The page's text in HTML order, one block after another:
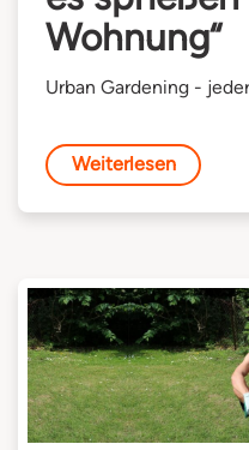
Wohnung“
Urban Gardening -
Weiterlesen